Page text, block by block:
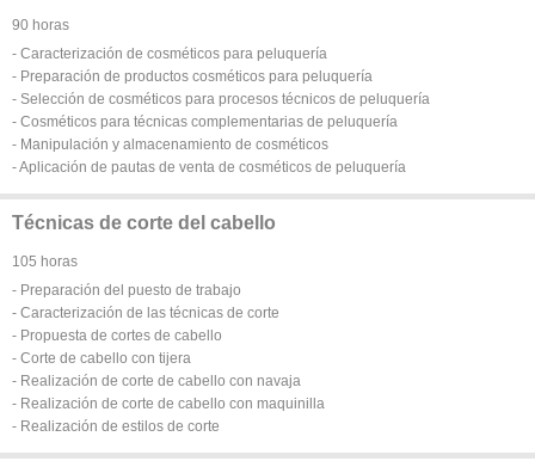
90 horas
- Caracterización de cosméticos para peluquería
- Preparación de productos cosméticos para peluquería
- Selección de cosméticos para procesos técnicos de peluquería
- Cosméticos para técnicas complementarias de peluquería
- Manipulación y almacenamiento de cosméticos
- Aplicación de pautas de venta de cosméticos de peluquería
Técnicas de corte del cabello
105 horas
- Preparación del puesto de trabajo
- Caracterización de las técnicas de corte
- Propuesta de cortes de cabello
- Corte de cabello con tijera
- Realización de corte de cabello con navaja
- Realización de corte de cabello con maquinilla
- Realización de estilos de corte